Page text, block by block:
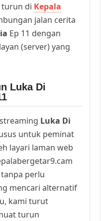
di Kepala
jalan cerita
Ep 11 dengan
(server) yang
Luka Di
Luka Di
untuk peminat
layari laman web
perlu
mencari alternatif
kami turut
turun